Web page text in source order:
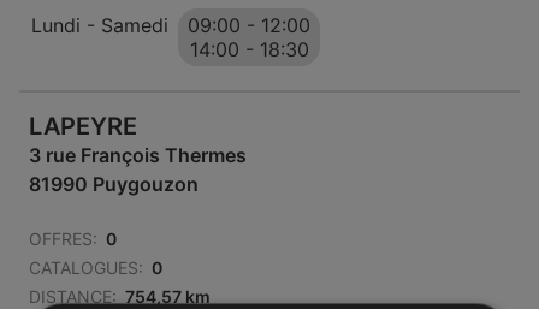
Lundi - Samedi
09:00 - 12:00
14:00 - 18:30
LAPEYRE
3 rue François Thermes
81990 Puygouzon
OFFRES: 0
CATALOGUES: 0
DISTANCE: 754,57 km